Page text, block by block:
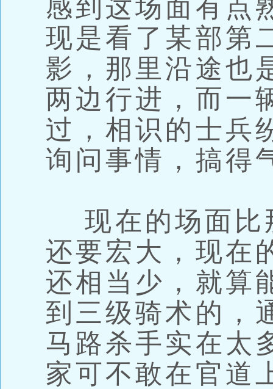
感到这场面有点
现是看了某部第
影，那里沿途也
两边行进，而一
过，相识的士兵
询问事情，搞得
现在的场面比
还要宏大，现在
还相当少，就算
到三级骑术的，
马路杀手实在太
家可不敢在官道